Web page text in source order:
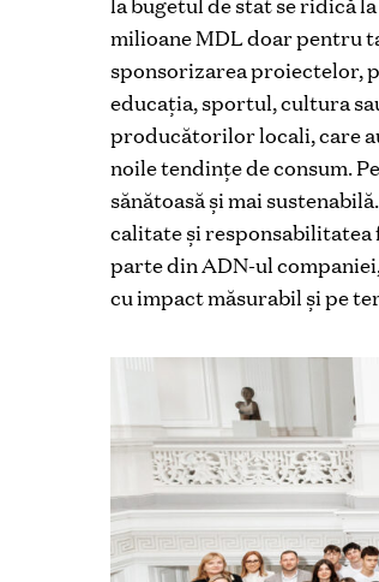
milioane MDL doar pentru
sponsorizarea proiectelor,
educația, sportul, cultura
producătorilor locali, care
noile tendințe de consum.
sănătoasă și mai
calitate și responsabilitatea
parte din ADN-ul
cu impact măsurabil și pe